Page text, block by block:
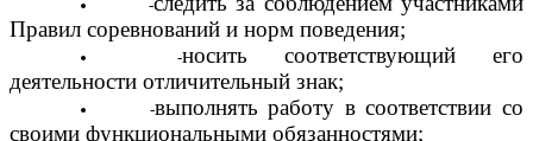
Правил соревнований и норм поведения;
носить соответствующий его
деятельности отличительный знак;
выполнять работу в соответствии со
своими функциональными обязанностями;